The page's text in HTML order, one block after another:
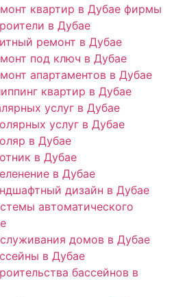
квартир в Дубае фирмы
в Дубае
ремонт в Дубае
под ключ в Дубае
апартаментов в Дубае
квартир в Дубае
услуг в Дубае
услуг в Дубае
в Дубае
в Дубае
в Дубае
дизайн в Дубае
автоматического
домов в Дубае
в Дубае
бассейнов в